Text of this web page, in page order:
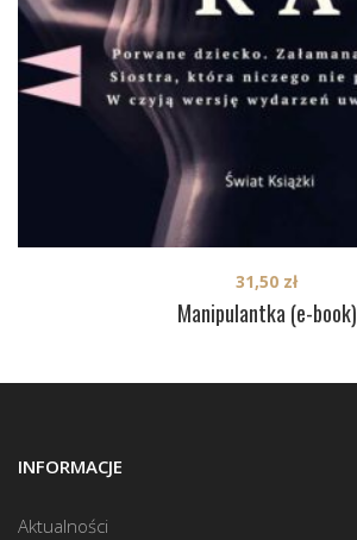
Manipulantka (e-book)
31,50 zł
INFORMACJE
Aktualności